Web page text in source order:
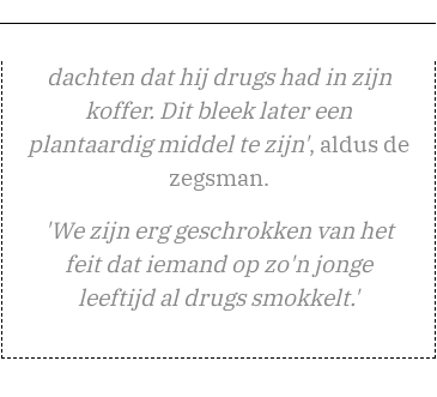
dachten dat hij drugs had in zijn
koffer. Dit bleek later een
plantaardig middel te zijn', aldus de
zegsman.
'We zijn erg geschrokken van het
feit dat iemand op zo'n jonge
leeftijd al drugs smokkelt.'